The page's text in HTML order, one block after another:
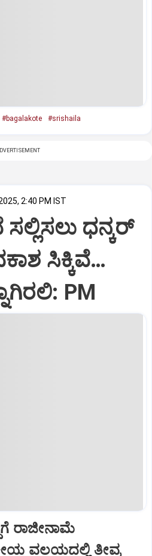
#bagalakote #srishaila
2:40 PM IST
ಸಲ್ಲಿಸಲು ಧನ್ಕರ್‌
ಸಿಕ್ಕಿವೆ…
PM
ರಾಜೀನಾಮೆ
ವಲಯದಲ್ಲಿ ತೀವ್ರ